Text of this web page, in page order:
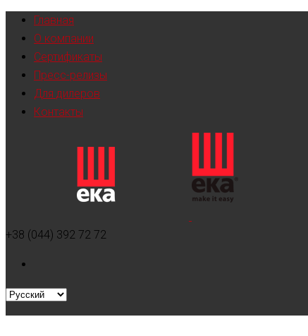
Главная
О компании
Сертификаты
Пресс-релизы
Для дилеров
Контакты
+38 (044) 392 72 72